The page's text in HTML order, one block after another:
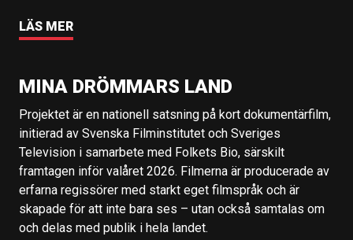
LÄS MER
MINA DRÖMMARS LAND
Projektet är en nationell satsning på kort dokumentärfilm,
initierad av Svenska Filminstitutet och Sveriges
Television i samarbete med Folkets Bio, särskilt
framtagen inför valåret 2026. Filmerna är producerade av
erfarna regissörer med starkt eget filmspråk och är
skapade för att inte bara ses – utan också samtalas om
och delas med publik i hela landet.